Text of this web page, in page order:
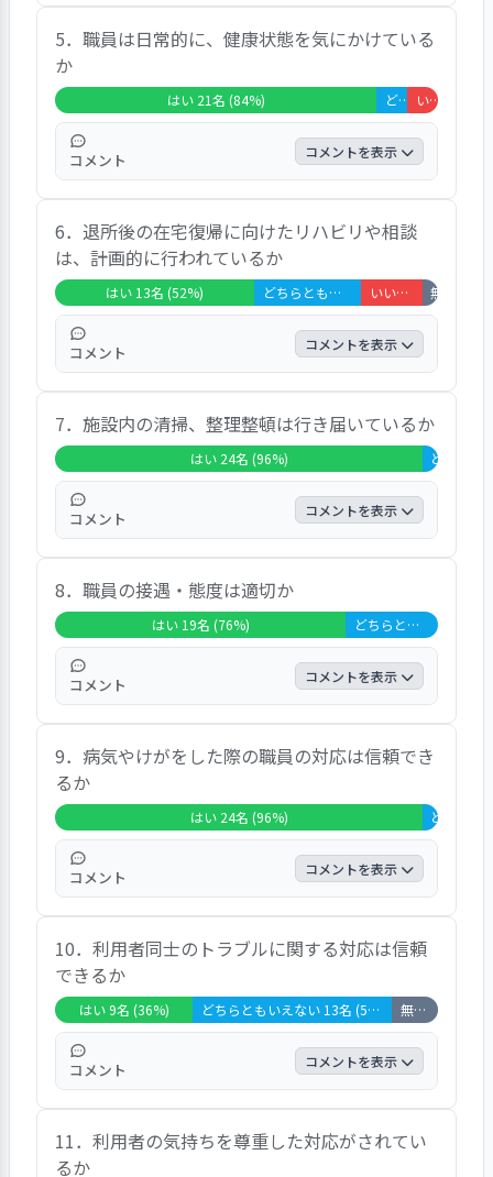
回答は、「はい」60％、「どちらともいえな
い」20％、「いいえ」16％、「無回答・非
該当」4％であった。「体を動かすことが好
きです。たくさんのプログラム（行事）に参
加しています」「屋上に行って外を眺めるの
が好きです」「毎日、日記をつけて楽しんで
います」「今、編み物がはやっていて、私も
編んでいます」などの声が寄せられた。
5．職員は日常的に、健康状態を気にかけている
か
はい 21名 (84%) どちらともいえない 2名 (8%) いいえ 2名 (8%)
コメント コメントを表示
回答者の84％が「はい」と回答し、健康状態
の把握に関して高い満足を得ている。「優し
く、気が利いています」「きつい言葉もあり
ません」などの声が寄せられた。
6．退所後の在宅復帰に向けたリハビリや相談
は、計画的に行われているか
はい 13名 (52%) どちらともいえない 7名 (28%) いいえ 4名 (16%) 無回答・
コメント コメントを表示
回答は、「はい」52％、「どちらともいえな
い」28％、「いいえ」16％、「無回答・非
該当」4％であった。「一人で歩いたり、サ
ークルで歩いたりする手伝いをしてくれま
す」「3か月が過ぎ、リハビリ回数が減り困
っています」などの声が寄せられた。
7．施設内の清掃、整理整頓は行き届いているか
はい 24名 (96%) どちらと
コメント コメントを表示
回答者の96％が「はい」と回答し、施設内の
清掃、整理整頓に関して非常に高い満足を得
ている。「すごくきれいにしています」など
の声が寄せられた。
8．職員の接遇・態度は適切か
はい 19名 (76%) どちらともいえない 6名 (24%)
コメント コメントを表示
回答者の76％が「はい」と回答し、職員の接
遇・態度に関して概ね満足を得ている。「い
ろいろな人と触れ合い、会話が弾んで楽しい
です」「言葉遣いが良く、優しい人が多いと
思います」などの声が寄せられた。
9．病気やけがをした際の職員の対応は信頼でき
るか
はい 24名 (96%) どちらと
コメント コメントを表示
回答者の96％が「はい」と回答し、緊急時の
対応に関して非常に高い満足を得ている。
「本当によく気がつくと思うほど、面倒をみ
てくれます」「まだそのような経験はありま
せんが、もしあった場合には優しくしてくれ
ると思います」「夜間に転倒した際、医師に
つなげてくれました」などの声が寄せられ
た。
10．利用者同士のトラブルに関する対応は信頼
できるか
はい 9名 (36%) どちらともいえない 13名 (52%) 無回答・非該当 3名 (12%)
コメント コメントを表示
回答は、「はい」36％、「どちらともいえな
い」52％、「無回答・非該当」12％であっ
た。「そのような経験はありませんが、対応
11．利用者の気持ちを尊重した対応がされてい
るか